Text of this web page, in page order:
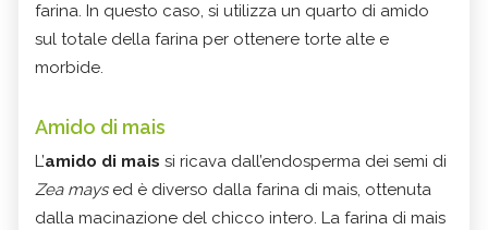
farina. In questo caso, si utilizza un quarto di amido
sul totale della farina per ottenere torte alte e
morbide.
Amido di mais
L’amido di mais si ricava dall’endosperma dei semi di
Zea maysed è diverso dalla farina di mais, ottenuta
dalla macinazione del chicco intero. La farina di mais